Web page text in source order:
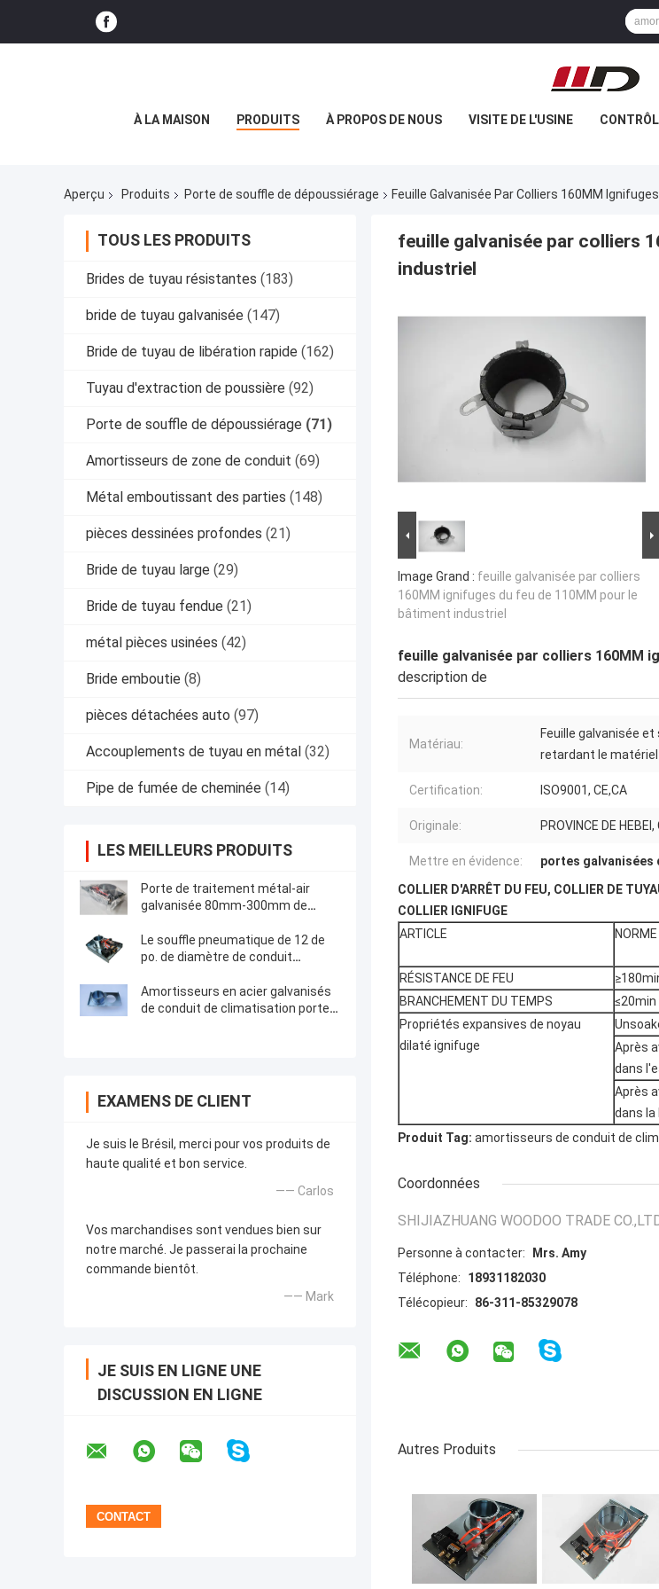
À LA MAISON PRODUITS À PROPOS DE NOUS VISITE DE L'USINE
Aperçu Produits Porte de souffle de dépoussiérage Feuille Galvanisée Par Colliers 160MM
TOUS LES PRODUITS
Brides de tuyau résistantes (183)
bride de tuyau galvanisée (147)
Bride de tuyau de libération rapide (162)
Tuyau d'extraction de poussière (92)
Porte de souffle de dépoussiérage (71)
Amortisseurs de zone de conduit (69)
Métal emboutissant des parties (148)
pièces dessinées profondes (21)
Bride de tuyau large (29)
Bride de tuyau fendue (21)
métal pièces usinées (42)
Bride emboutie (8)
pièces détachées auto (97)
Accouplements de tuyau en métal (32)
Pipe de fumée de cheminée (14)
LES MEILLEURS PRODUITS
Porte de traitement métal-air
galvanisée 80mm-300mm de
Le souffle pneumatique de 12 de
po. de diamètre de conduit
des amortisseurs de zone de la
CAHT
Amortisseurs en acier galvanisés
de conduit de climatisation porte
EXAMENS DE CLIENT
Je suis le Brésil, merci pour vos produits de
haute qualité et bon service.
—— Carlos
Vos marchandises sont vendues bien sur
notre marché. Je passerai la prochaine
commande bientôt.
—— Mark
JE SUIS EN LIGNE UNE
DISCUSSION EN LIGNE
feuille galvanisée par colliers
industriel
Image Grand : feuille galvanisée par colliers
160MM ignifuges du feu de 110MM pour le
bâtiment industriel
feuille galvanisée par colliers 160MM
description de
Matériau:
Feuille galvanisée
retardant le matériel
Certification: ISO9001, CE,CA
Originale: PROVINCE DE HEBEI,
Mettre en évidence: portes galvanisées
COLLIER D'ARRÊT DU FEU, COLLIER DE
COLLIER IGNIFUGE
ARTICLE
RÉSISTANCE DE FEU
BRANCHEMENT DU TEMPS
≤20min
Propriétés expansives de noyau
dilaté ignifuge
Après
dans
Après
dans la
Produit Tag: amortisseurs de conduit de
Coordonnées
SHIJIAZHUANG WOODOO TRADE
Personne à contacter:
Mrs. Amy
Téléphone:
18931182030
Télécopieur:
86-311-85329078
Autres Produits